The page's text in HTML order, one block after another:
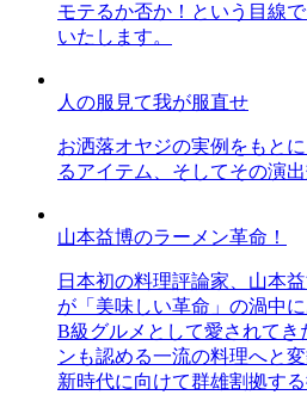
モテるか否か！という目線
いたします。
人の服見て我が服直せ
お洒落オヤジの実例をもと
るアイテム、そしてその演
山本益博のラーメン革命！
日本初の料理評論家、山本
が「美味しい革命」の渦中
B級グルメとして愛されてき
ンも認める一流の料理へと
新時代に向けて群雄割拠す